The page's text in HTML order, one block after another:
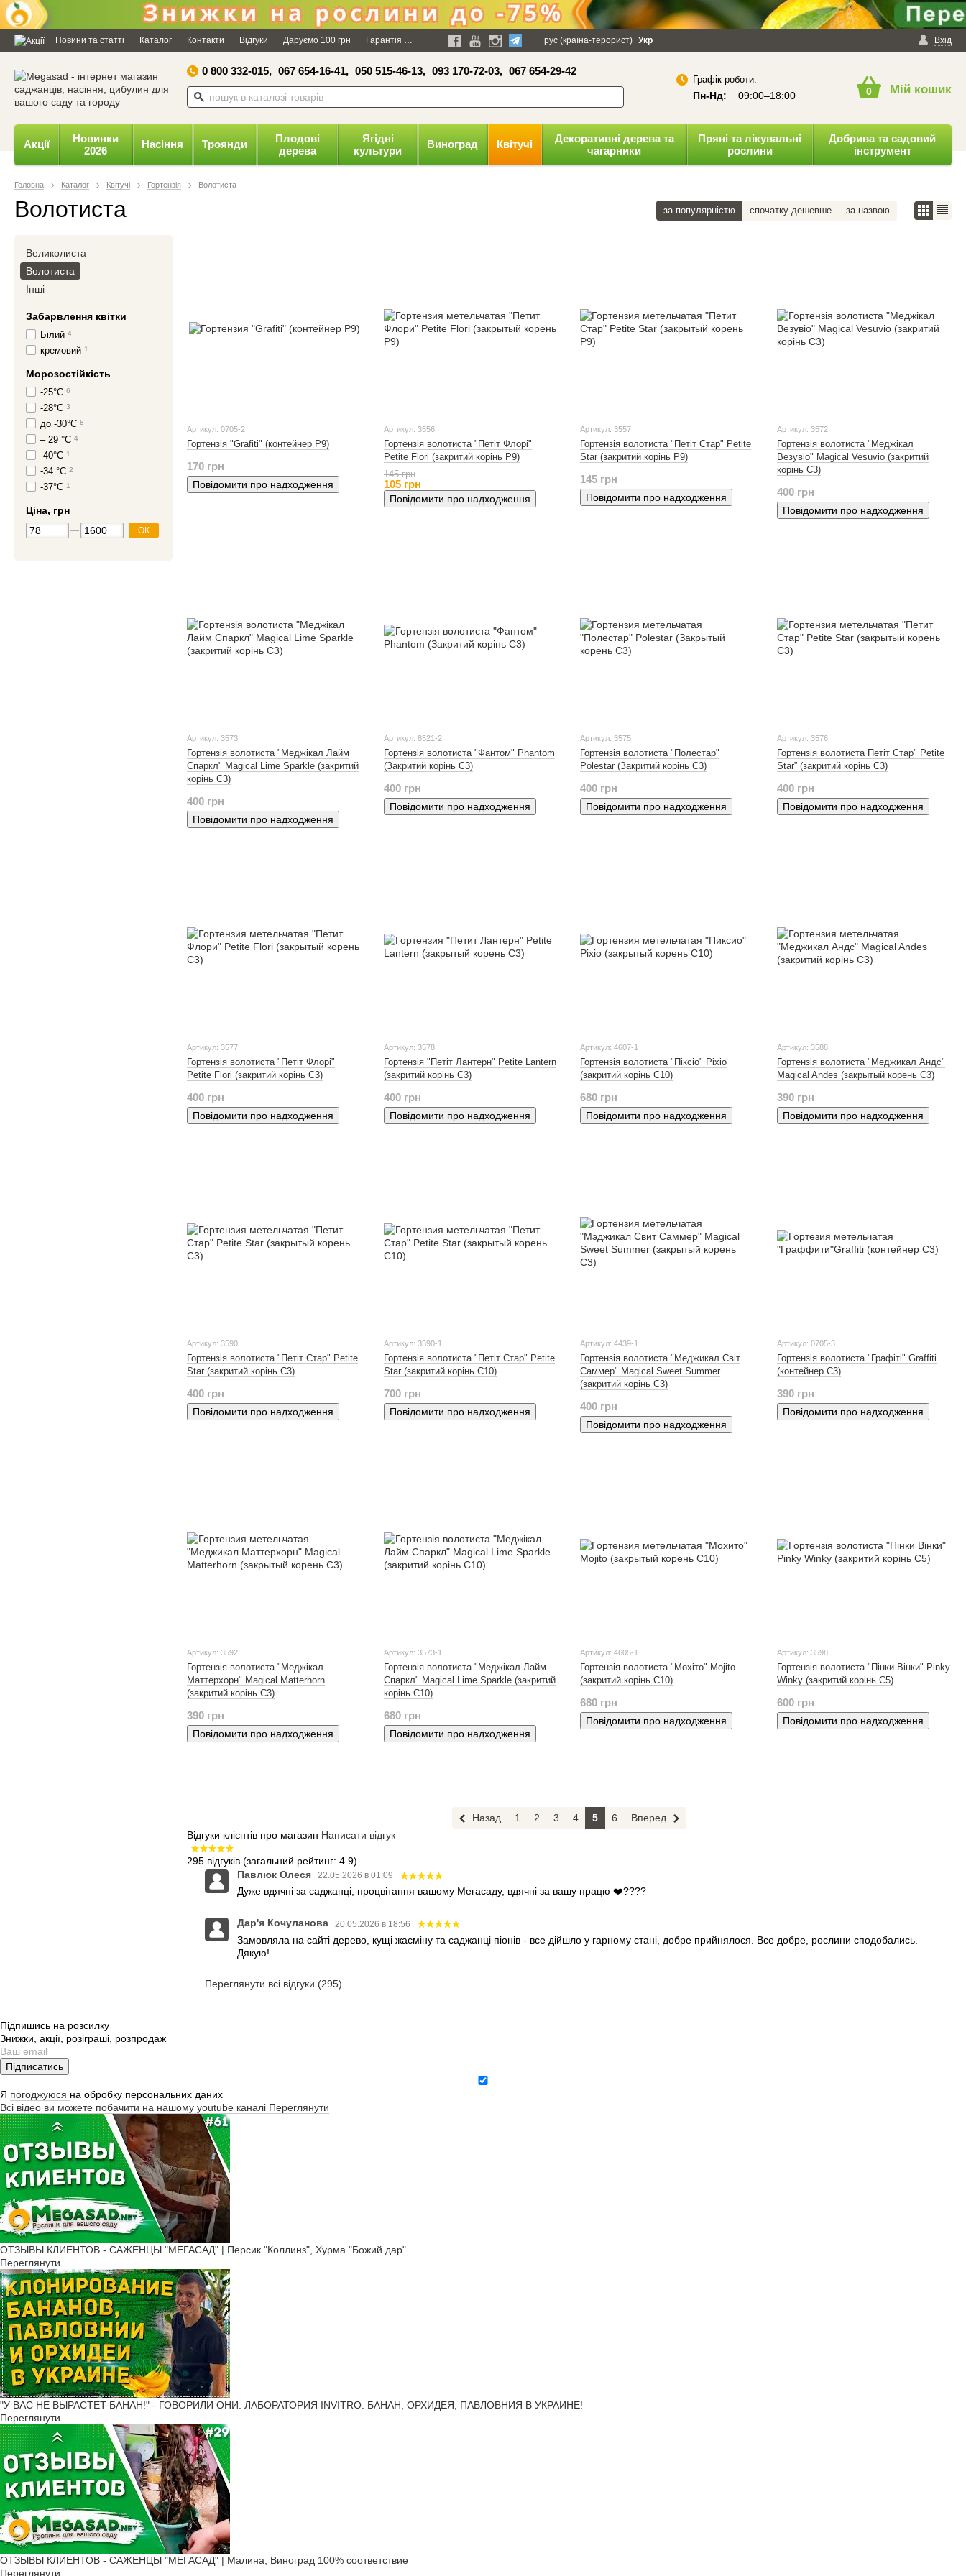
Powered by SendPulse Заборонити Дозволити
Новини та статті Каталог Контакти Відгуки Даруємо 100 грн Гарантія Оплата і доставка Політика конфіденційності Вхід
рус (країна-терорист) Укр
0 800 332-015, 067 654-16-41, 050 515-46-13, 093 170-72-03, 067 654-29-42
Графік роботи:
Пн-Нд: 09:00–18:00 0 Мій кошик
Акції
Новинки
2026
Насіння Троянди
Плодові
дерева
Ягідні
культури
Виноград Квітучі
Декоративні дерева та
чагарники
Пряні та лікувальні
рослини
Добрива та садовий
інструмент
Головна Каталог Квітучі Гортензія Волотиста
Волотиста за популярністю спочатку дешевше за назвою
Артикул: 0705-2
Гортензія "Grafiti" (контейнер P9)
170 грн
Повідомити про надходження
Артикул: 3556
Гортензія волотиста "Петіт Флорі"
Petite Flori (закритий корінь Р9)
145 грн
105 грн
Повідомити про надходження
Артикул: 3557
Гортензія волотиста "Петіт Стар" Petite
Star (закритий корінь Р9)
145 грн
Повідомити про надходження
Артикул: 3572
Гортензія волотиста "Меджікал
Везувіо" Magical Vesuvio (закритий
корінь С3)
400 грн
Повідомити про надходження
Артикул: 3573
Гортензія волотиста "Меджікал Лайм
Спаркл" Magical Lime Sparkle (закритий
корінь С3)
400 грн
Повідомити про надходження
Артикул: 8521-2
Гортензія волотиста "Фантом" Phantom
(Закритий корінь С3)
400 грн
Повідомити про надходження
Артикул: 3575
Гортензія волотиста "Полестар"
Polestar (Закритий корінь С3)
400 грн
Повідомити про надходження
Артикул: 3576
Гортензія волотиста Петіт Стар" Petite
Star” (закритий корінь С3)
400 грн
Повідомити про надходження
Артикул: 3577
Гортензія волотиста "Петіт Флорі"
Petite Flori (закритий корінь С3)
400 грн
Повідомити про надходження
Артикул: 3578
Гортензія "Петіт Лантерн" Petite Lantern
(закритий корінь С3)
400 грн
Повідомити про надходження
Артикул: 4607-1
Гортензія волотиста "Піксіо" Pixio
(закритий корінь С10)
680 грн
Повідомити про надходження
Артикул: 3588
Гортензія волотиста "Меджикал Андс"
Magical Andes (закрытый корень С3)
390 грн
Повідомити про надходження
Артикул: 3590
Гортензія волотиста "Петіт Стар" Petite
Star (закритий корінь С3)
400 грн
Повідомити про надходження
Артикул: 3590-1
Гортензія волотиста "Петіт Стар" Petite
Star (закритий корінь С10)
700 грн
Повідомити про надходження
Артикул: 4439-1
Гортензія волотиста "Меджикал Світ
Саммер" Magical Sweet Summer
(закритий корінь С3)
400 грн
Повідомити про надходження
Артикул: 0705-3
Гортензія волотиста "Графіті" Graffiti
(контейнер С3)
390 грн
Повідомити про надходження
Артикул: 3592
Гортензія волотиста "Меджікал
Маттерхорн" Magical Matterhorn
(закритий корінь С3)
390 грн
Повідомити про надходження
Артикул: 3573-1
Гортензія волотиста "Меджікал Лайм
Спаркл" Magical Lime Sparkle (закритий
корінь С10)
680 грн
Повідомити про надходження
Артикул: 4605-1
Гортензія волотиста "Мохіто" Mojito
(закритий корінь С10)
680 грн
Повідомити про надходження
Артикул: 3598
Гортензія волотиста "Пінки Вінки" Pinky
Winky (закритий корінь С5)
600 грн
Повідомити про надходження
Назад 1 2 3 4 5 6
Вперед
Відгуки клієнтів про магазин Написати відгук
295 відгуків (загальний рейтинг: 4.9)
Павлюк Олеся
22.05.2026 в 01:09
Дуже вдячні за саджанці, процвітання вашому Мегасаду, вдячні за вашу працю ❤️????
Дар'я Кочуланова 20.05.2026 в 18:56
Замовляла на сайті дерево, кущі жасміну та саджанці піонів - все дійшло у гарному стані, добре прийнялося. Все добре, рослини сподобались.
Дякую!
Переглянути всі відгуки (295)
Великолиста
Волотиста
Інші
Забарвлення квітки
Білий 4
кремовий 1
Морозостійкість
-25°C 6
-28°C 3
до -30°С 8
– 29 °С 4
-40°C 1
-34 °C 2
-37°C 1
Ціна, грн
ОК
Підпишись на розсилку
Знижки, акції, розіграші, розпродаж
Підписатись
Я погоджуюся на обробку персональних даних
Всі відео ви можете побачити на нашому youtube каналі Переглянути
ОТЗЫВЫ КЛИЕНТОВ - САЖЕНЦЫ "МЕГАСАД" | Персик "Коллинз", Хурма "Божий дар"
Переглянути
"У ВАС НЕ ВЫРАСТЕТ БАНАН!" - ГОВОРИЛИ ОНИ. ЛАБОРАТОРИЯ INVITRO. БАНАН, ОРХИДЕЯ, ПАВЛОВНИЯ В УКРАИНЕ!
Переглянути
ОТЗЫВЫ КЛИЕНТОВ - САЖЕНЦЫ "МЕГАСАД" | Малина, Виноград 100% соответствие
Переглянути